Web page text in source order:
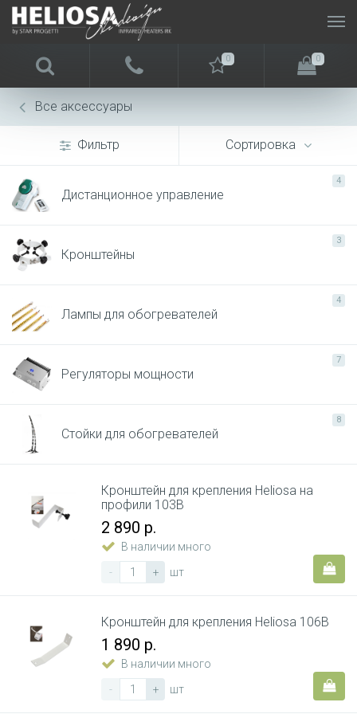
0 0
Все аксессуары
4
Дистанционное управление
3
Кронштейны
4
Лампы для обогревателей
7
Регуляторы мощности
8
Стойки для обогревателей
Фильтр Сортировка
Кронштейн для крепления Heliosa на
профили 103B
2 890 р.
В наличии много
-
+ шт
Кронштейн для крепления Heliosa 106B
1 890 р.
В наличии много
-
+ шт